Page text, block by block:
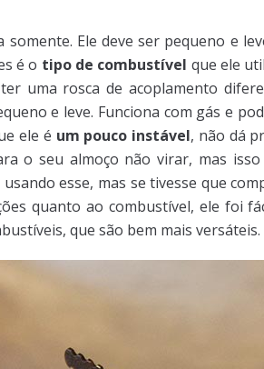
somente. Ele deve ser pequeno e
é o tipo de combustível que ele
uma rosca de acoplamento
e leve. Funciona com gás e
ele é um pouco instável, não dá
o seu almoço não virar, mas
esse, mas se tivesse que
quanto ao combustível, ele foi
que são bem mais versáteis.